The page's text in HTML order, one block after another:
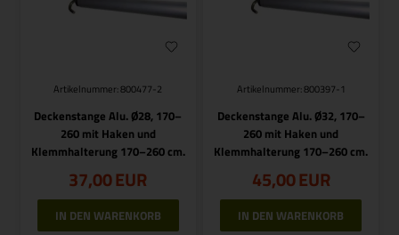
Artikelnummer: 800477-2
Deckenstange Alu. Ø28, 170–
260 mit Haken und
Klemmhalterung 170–260 cm.
37,00EUR
Artikelnummer: 800397-1
Deckenstange Alu. Ø32, 170–
260 mit Haken und
Klemmhalterung 170–260 cm.
45,00EUR